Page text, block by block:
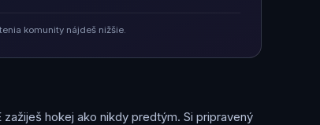
komunity nájdeš nižšie.
hokej ako nikdy predtým. Si pripravený